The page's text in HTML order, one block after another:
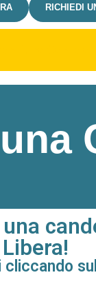
RICHIEDI
Libera!